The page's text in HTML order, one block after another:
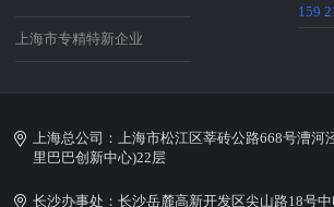
上海市专精特新企业
159
上海总公司：上海市松江区莘砖公路668号漕河
里巴巴创新中心)22层
长沙办事处：长沙岳麓高新开发区尖山路18号